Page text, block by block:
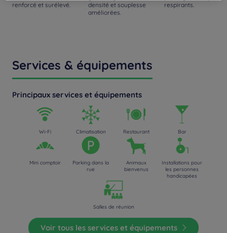
renforcé et surélevé.
densité et souplesse
améliorées.
respirants.
Services & équipements
Principaux services et équipements
Wi-Fi Climatisation Restaurant Bar
Mini comptoir
Parking dans la
rue
Animaux
bienvenus
Installations pour
les personnes
handicapées
Salles de réunion
Voir tous les services et équipements